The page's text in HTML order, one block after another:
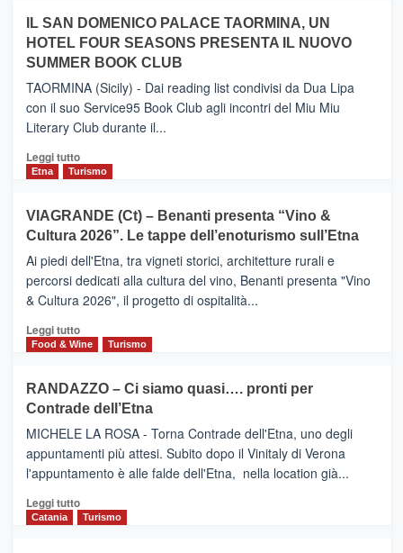
da
Neos
PIEDIMONTE
ETNEO
–
Meta
turistica
privilegiata
secondo
dati
di
Anche
la
Alcantara
nei
primi
nella
classifica
IL SAN DOMENICO PALACE TAORMINA, UN
HOTEL FOUR SEASONS PRESENTA IL NUOVO
SUMMER BOOK CLUB
TAORMINA (Sicily) - Dai reading list condivisi da Dua Lipa
con il suo Service95 Book Club agli incontri del Miu Miu
Literary Club durante il...
Leggi tuttoLeggi
di
IL
SAN
DOMENICO
PALACE
TAORMINA,
UN
HOTEL
FOUR
IL
NUOVO
SUMMER
CLUB
Etna Turismo
VIAGRANDE (Ct) – Benanti presenta “Vino &
Cultura 2026”. Le tappe dell’enoturismo sull’Etna
Ai piedi dell'Etna, tra vigneti storici, architetture rurali e
percorsi dedicati alla cultura del vino, Benanti presenta "Vino
& Cultura 2026", il progetto di ospitalità...
Leggi tuttoLeggi
di
VIAGRANDE
(Ct)
–
Benanti
presenta
“Vino
&
Cultura
Food & Wine Turismo
RANDAZZO – Ci siamo quasi…. pronti per
Contrade dell’Etna
MICHELE LA ROSA - Torna Contrade dell'Etna, uno degli
appuntamenti più attesi. Subito dopo il Vinitaly di Verona
l'appuntamento è alle falde dell'Etna, nella location già...
Leggi tuttoLeggi
di
Catania Turismo